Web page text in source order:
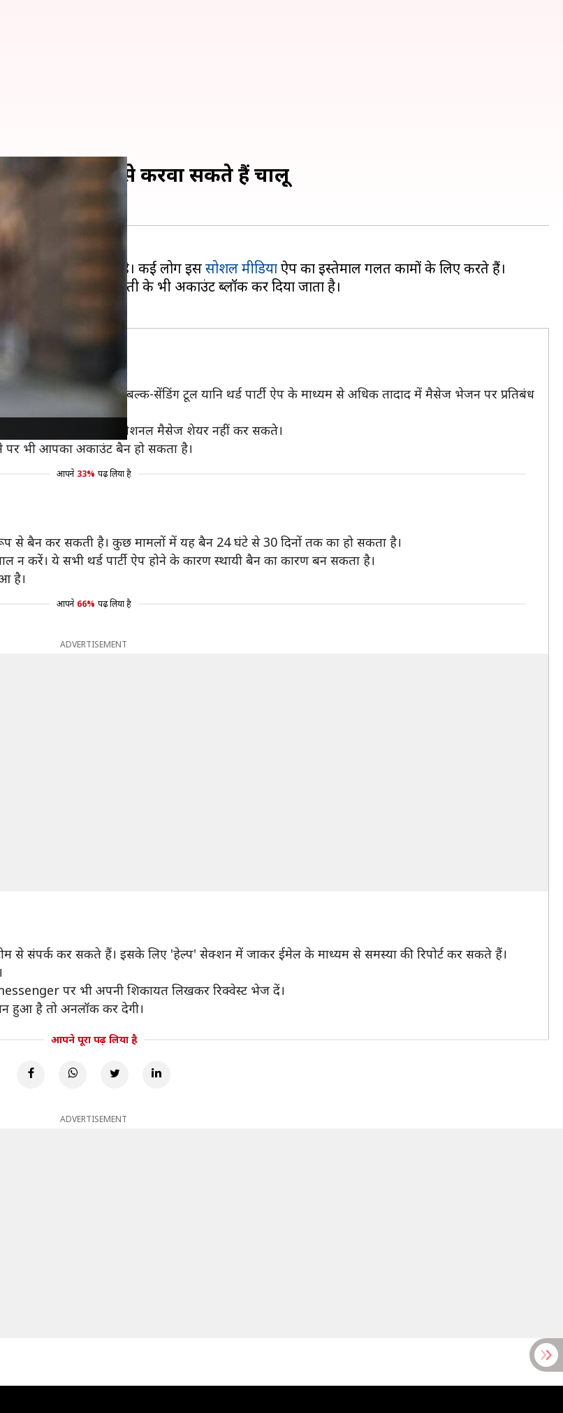
जानिए कैसे करवा सकते हैं चालू
को सख्त करती रहती है। कई लोग इससोशल मीडियाऐप का इस्तेमाल गलत कामों के लिए करते हैं।
बार बिना किसी गलती के भी अकाउंट ब्लॉक कर दिया जाता है।
व्हाट्सऐप ऑटोमेशन या बल्क-सेंडिंग टूल यानि थर्ड पार्टी ऐप के माध्यम से अधिक तादाद में मैसेज भेजन पर प्रतिबंध
करने, फॉरवर्ड या प्रमोशनल मैसेज शेयर नहीं कर सकते।
भी आपका अकाउंट बैन हो सकता है।
आपने 33% पढ़ लिया है
से बैन कर सकती है। कुछ मामलों में यह बैन 24 घंटे से 30 दिनों तक का हो सकता है।
न करें। ये सभी थर्ड पार्टी ऐप होने के कारण स्थायी बैन का कारण बन सकता है।
है।
आपने 66% पढ़ लिया है
ADVERTISEMENT
से संपर्क कर सकते हैं। इसके लिए 'हेल्प' सेक्शन में जाकर ईमेल के माध्यम से समस्या की रिपोर्ट कर सकते हैं।
पर भी अपनी शिकायत लिखकर रिक्वेस्ट भेज दें।
हुआ है तो अनलॉक कर देगी।
आपने पूरा पढ़ लिया है
ADVERTISEMENT